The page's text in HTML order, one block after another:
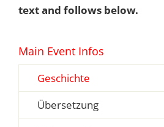
text and follows below.
Main Event Infos
Geschichte
Übersetzung